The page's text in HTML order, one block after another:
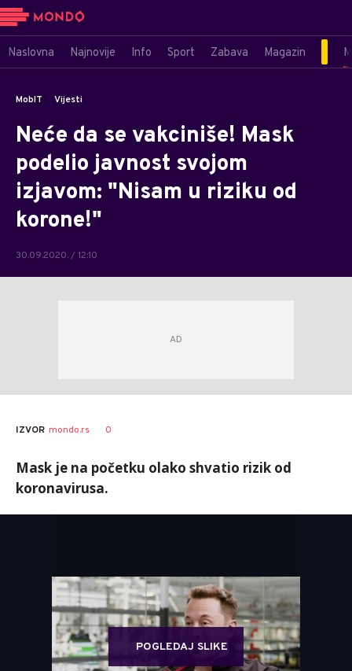
Naslovna Najnovije Info Sport Zabava Magazin
MobIT Vijesti
Neće da se vakciniše! Mask
podelio javnost svojom
izjavom: "Nisam u riziku od
korone!"
30.09.2020. / 12:10
IZVOR mondo.rs 0
Mask je na početku olako shvatio rizik od
koronavirusa.
POGLEDAJ SLIKE